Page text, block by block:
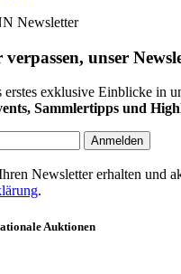
unser
erstes exklusive Einblicke in
Sammlertipps und
Newsletter erhalten und
.
Auktionen